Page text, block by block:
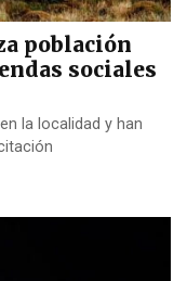
población
sociales
la localidad y han